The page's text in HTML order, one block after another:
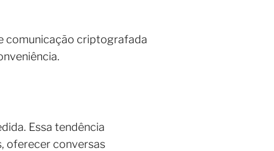
comunicação criptografada
Essa tendência
oferecer conversas